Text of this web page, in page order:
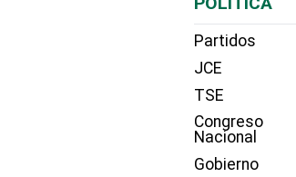
Partidos
JCE
TSE
Congreso
Nacional
Gobierno